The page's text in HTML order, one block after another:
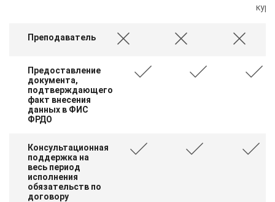
Преподаватель
Предоставление
документа,
подтверждающего
факт внесения
данных в ФИС
ФРДО
Консультационная
поддержка на
весь период
исполнения
обязательств по
договору